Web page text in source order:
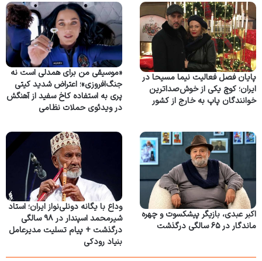
پایان فصل فعالیت نیما مسیحا در
ایران؛ کوچ یکی از خوش‌صداترین
خوانندگان پاپ به خارج از کشور
«موسیقی من برای همدلی است نه
جنگ‌افروزی»؛ اعتراض شدید کیتی
پری به استفاده کاخ سفید از آهنگش
در ویدئوی حملات نظامی
اکبر عبدی، بازیگر پیشکسوت و چهره
ماندگار در ۶۵ سالگی درگذشت
وداع با یگانه دونلی‌نواز ایران؛ استاد
شیرمحمد اسپندار در ۹۸ سالگی
درگذشت + پیام تسلیت مدیرعامل
بنیاد رودکی